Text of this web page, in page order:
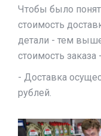
Чтобы было
стоимость
детали - тем
стоимость
- Доставка
рублей.